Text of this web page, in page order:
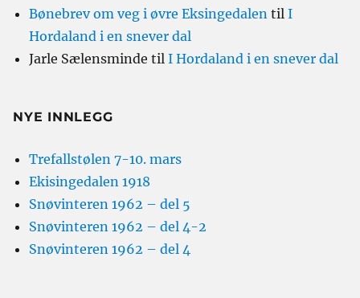
Bønebrev om veg i øvre Eksingedalen til I
Hordaland i en snever dal
Jarle Sælensminde til I Hordaland i en snever dal
NYE INNLEGG
Trefallstølen 7-10. mars
Ekisingedalen 1918
Snøvinteren 1962 – del 5
Snøvinteren 1962 – del 4-2
Snøvinteren 1962 – del 4